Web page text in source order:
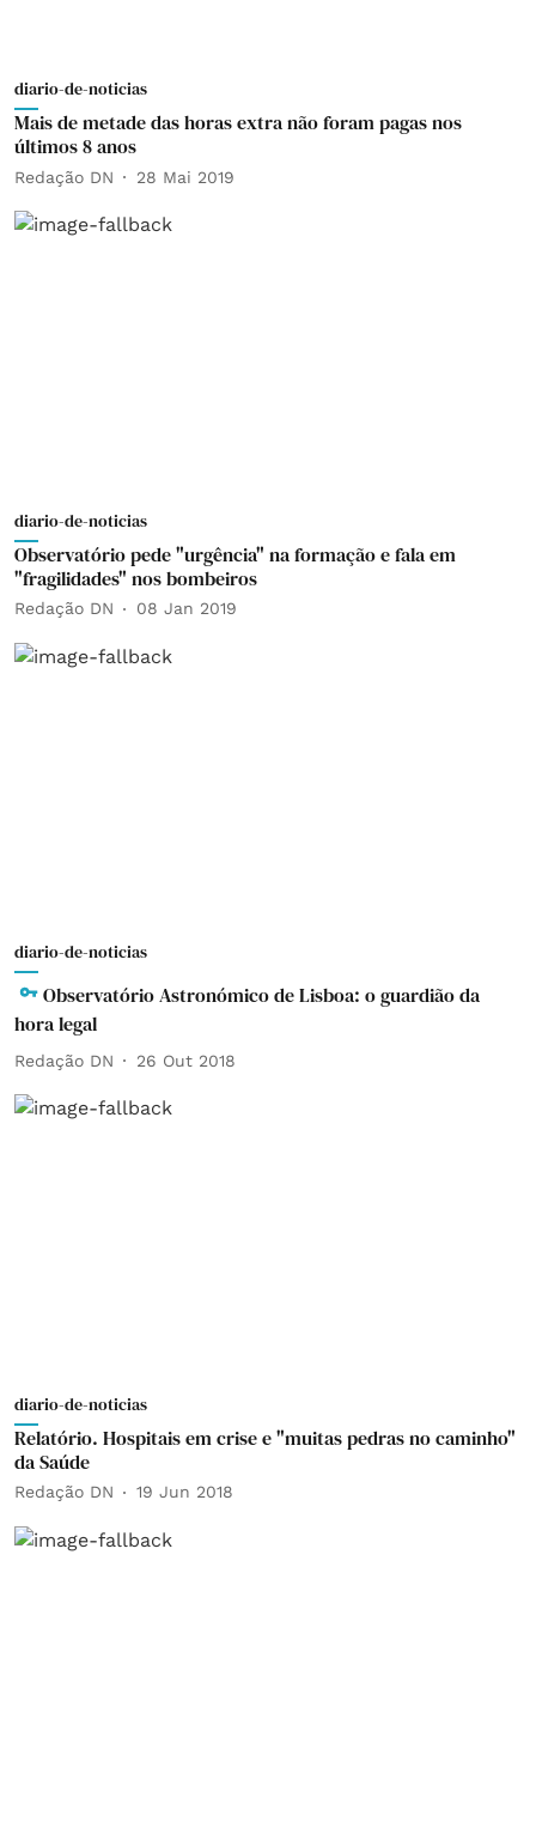
diario-de-noticias
Mais de metade das horas extra não foram pagas nos
últimos 8 anos
Redação DN 28 Mai 2019
diario-de-noticias
Observatório pede "urgência" na formação e fala em
"fragilidades" nos bombeiros
Redação DN 08 Jan 2019
diario-de-noticias
Observatório Astronómico de Lisboa: o guardião da
hora legal
Redação DN 26 Out 2018
diario-de-noticias
Relatório. Hospitais em crise e "muitas pedras no caminho"
da Saúde
Redação DN 19 Jun 2018